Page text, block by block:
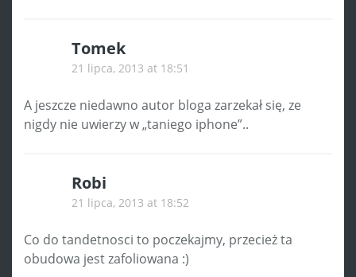
Tomek
21 lipca, 2013 at 18:51
A jeszcze niedawno autor bloga zarzekał się, ze
nigdy nie uwierzy w „taniego iphone”..
Robi
21 lipca, 2013 at 18:52
Co do tandetnosci to poczekajmy, przecież ta
obudowa jest zafoliowana :)